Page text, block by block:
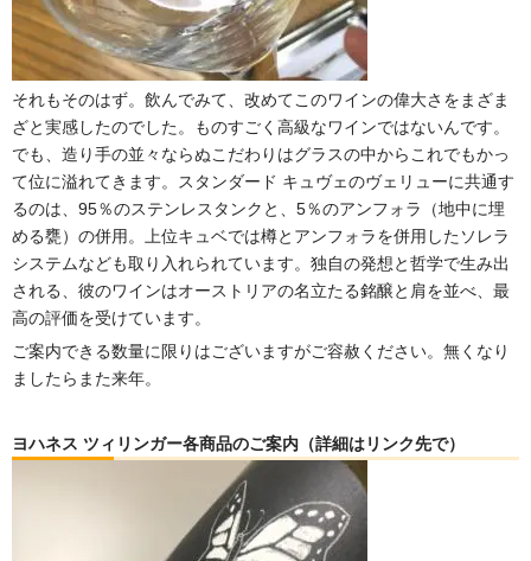
それもそのはず。飲んでみて、改めてこのワインの偉大さをまざま
ざと実感したのでした。ものすごく高級なワインではないんです。
でも、造り手の並々ならぬこだわりはグラスの中からこれでもかっ
て位に溢れてきます。スタンダード キュヴェのヴェリューに共通す
るのは、95％のステンレスタンクと、5％のアンフォラ（地中に埋
める甕）の併用。上位キュベでは樽とアンフォラを併用したソレラ
システムなども取り入れられています。独自の発想と哲学で生み出
される、彼のワインはオーストリアの名立たる銘醸と肩を並べ、最
高の評価を受けています。
ご案内できる数量に限りはございますがご容赦ください。無くなり
ましたらまた来年。
ヨハネス ツィリンガー各商品のご案内（詳細はリンク先で）